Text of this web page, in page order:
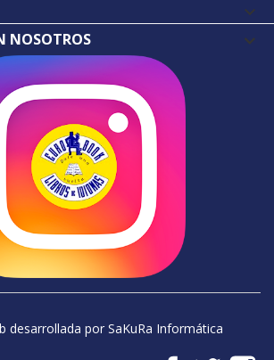

NOSOTROS
desarrollada por SaKuRa Informática